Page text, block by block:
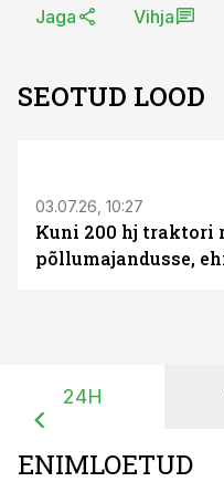
Jaga Vihja
SEOTUD LOOD
03.07.26, 10:27
Kuni 200 hj traktori
põllumajandusse,
24H
ENIMLOETUD